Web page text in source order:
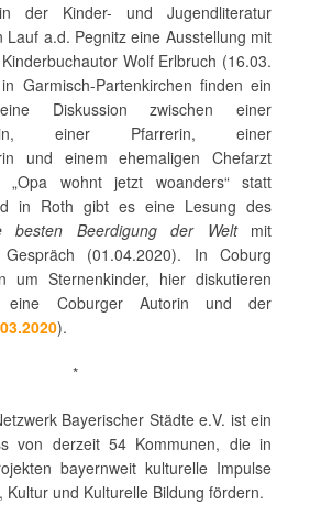
der Kinder- und Jugendliteratur
Lauf a.d. Pegnitz eine Ausstellung mit
Wolf Erlbruch (16.03.
Garmisch-Partenkirchen finden ein
Diskussion zwischen einer
einer Pfarrerin, einer
und einem ehemaligen Chefarzt
wohnt jetzt woanders“ statt
in Roth gibt es eine Lesung des
besten Beerdigung der Weltmit
Gespräch (01.04.2020). In Coburg
um Sternenkinder, hier diskutieren
eine Coburger Autorin und der
).
*
Bayerischer Städte e.V. ist ein
von derzeit 54 Kommunen, die in
bayernweit kulturelle Impulse
Kultur und Kulturelle Bildung fördern.